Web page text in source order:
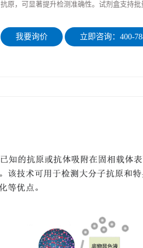
抗原，可显著提升检测准确性。试剂盒支持
我要询价 立即咨询：400-